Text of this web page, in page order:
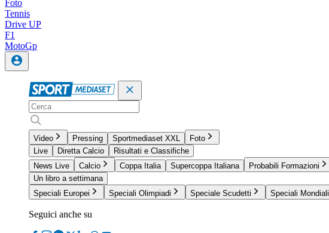
Foto
Tennis
Drive UP
F1
MotoGp
Video Pressing Sportmediaset XXL
Foto
Live
Diretta Calcio
Risultati e Classifiche
News Live
Calcio Coppa Italia Supercoppa Italiana Probabili Formazioni
Un libro a settimana
Speciali Europei
Speciali Olimpiadi Speciale Scudetti Speciali Mondiali
Seguici anche su